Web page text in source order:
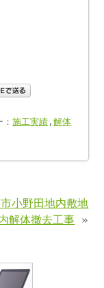
：施工実績 ,解体
小野田地内敷地
解体撤去工事 »